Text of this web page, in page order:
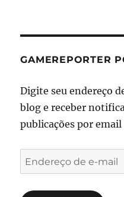
GAMEREPORTER
Digite seu endereço
blog e receber
publicações por email
Endereço
de
e-